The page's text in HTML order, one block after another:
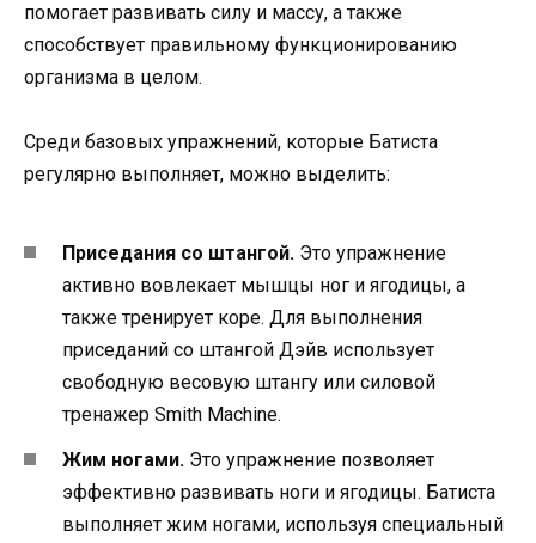
помогает развивать силу и массу, а также
способствует правильному функционированию
организма в целом.
Среди базовых упражнений, которые Батиста
регулярно выполняет, можно выделить:
Приседания со штангой. Это упражнение
активно вовлекает мышцы ног и ягодицы, а
также тренирует коре. Для выполнения
приседаний со штангой Дэйв использует
свободную весовую штангу или силовой
тренажер Smith Machine.
Жим ногами. Это упражнение позволяет
эффективно развивать ноги и ягодицы. Батиста
выполняет жим ногами, используя специальный